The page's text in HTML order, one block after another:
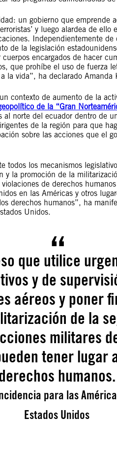
un gobierno que emprende
y luego alardea de
Independientemente
de la legislación
encargados de hacer
que prohíbe el uso de fuerza
la vida”, ha declarado Amanda
contexto de aumento de la
de la “Gran
al norte del ecuador dentro de
de la región para que
sobre las acciones que el
todos los mecanismos
y la promoción de la
de derechos
en las Américas y otros
derechos humanos”, ha
Unidos.
que utilice
y de
aéreos y poner
de la
militares
tener lugar
humanos.
para las
Estados Unidos